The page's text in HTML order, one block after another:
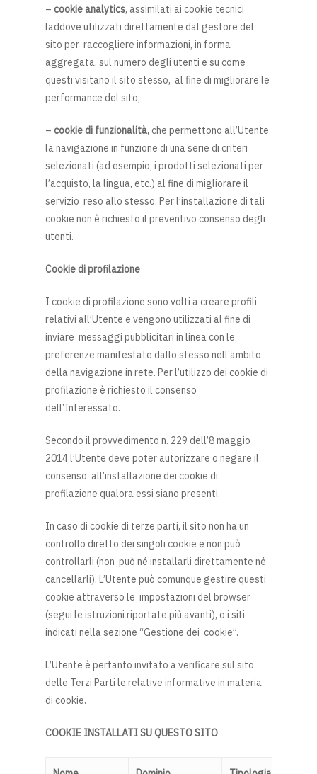
– cookie analytics, assimilati ai cookie tecnici
laddove utilizzati direttamente dal gestore del
sito per raccogliere informazioni, in forma
aggregata, sul numero degli utenti e su come
questi visitano il sito stesso, al fine di migliorare le
performance del sito;
– cookie di funzionalità, che permettono all’Utente
la navigazione in funzione di una serie di criteri
selezionati (ad esempio, i prodotti selezionati per
l’acquisto, la lingua, etc.) al fine di migliorare il
servizio reso allo stesso. Per l’installazione di tali
cookie non è richiesto il preventivo consenso degli
utenti.
Cookie di profilazione
I cookie di profilazione sono volti a creare profili
relativi all’Utente e vengono utilizzati al fine di
inviare messaggi pubblicitari in linea con le
preferenze manifestate dallo stesso nell’ambito
della navigazione in rete. Per l’utilizzo dei cookie di
profilazione è richiesto il consenso
dell’Interessato.
Secondo il provvedimento n. 229 dell’8 maggio
2014 l’Utente deve poter autorizzare o negare il
consenso all’installazione dei cookie di
profilazione qualora essi siano presenti.
In caso di cookie di terze parti, il sito non ha un
controllo diretto dei singoli cookie e non può
controllarli (non può né installarli direttamente né
cancellarli). L’Utente può comunque gestire questi
cookie attraverso le impostazioni del browser
(segui le istruzioni riportate più avanti), o i siti
indicati nella sezione “Gestione dei cookie”.
L’Utente è pertanto invitato a verificare sul sito
delle Terzi Parti le relative informative in materia
di cookie.
COOKIE INSTALLATI SU QUESTO SITO